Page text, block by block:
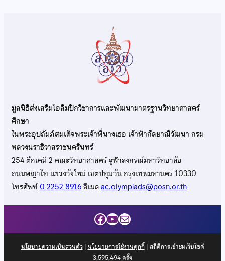
มูลนิธิส่งเสริมโอลิมปิกวิชาการและพัฒนามาตรฐานวิทยาศาสตร์
ศึกษา
ในพระอุปถัมภ์สมเด็จพระเจ้าพี่นางเธอ เจ้าฟ้ากัลยาณิวัฒนา กรม
หลวงนราธิวาสราชนครินทร์
254 ตึกเคมี 2 คณะวิทยาศาสตร์ จุฬาลงกรณ์มหาวิทยาลัย
ถนนพญาไท แขวงวังใหม่ เขตปทุมวัน กรุงเทพมหานคร 10330
โทรศัพท์0 2252 8916อีเมลac.olympiads@posn.or.th
Facebook
YouTube
Mail
นโยบายความเป็นส่วนตัว| นโยบายการใช้งานคุกกี้| สถิติการเข้าชมเว็บไซต์
3,595,494ครั้ง